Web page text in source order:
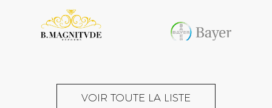
VOIR TOUTE LA LISTE